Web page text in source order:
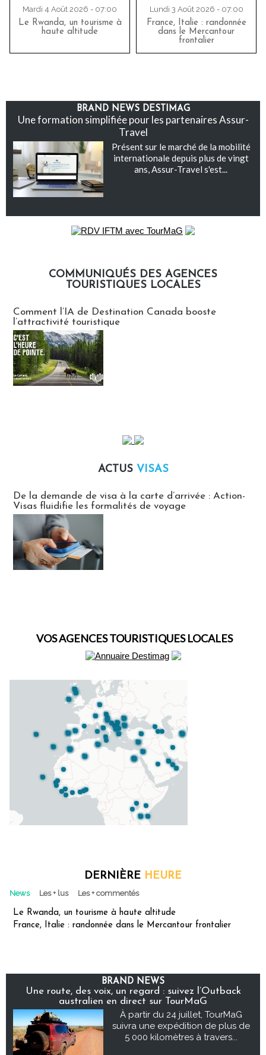
Mardi 4 Août 2026 - 07:00
Le Rwanda, un tourisme à
haute altitude
Lundi 3 Août 2026 - 07:00
France, Italie : randonnée
dans le Mercantour
frontalier
BRAND NEWS DESTIMAG
Une formation simplifiée pour les partenaires Assur-
Travel
Présent sur le marché de la mobilité
internationale depuis plus de vingt
ans, Assur-Travel s'est...
COMMUNIQUÉS DES AGENCES
TOURISTIQUES LOCALES
Comment l’IA de Destination Canada booste
l’attractivité touristique
ACTUS VISAS
De la demande de visa à la carte d’arrivée : Action-
Visas fluidifie les formalités de voyage
VOS AGENCES TOURISTIQUES LOCALES
DERNIÈRE HEURE
News Les + lus Les + commentés
Le Rwanda, un tourisme à haute altitude
France, Italie : randonnée dans le Mercantour frontalier
BRAND NEWS
Une route, des voix, un regard : suivez l’Outback
australien en direct sur TourMaG
À partir du 24 juillet, TourMaG
suivra une expédition de plus de
5 000 kilomètres à travers...